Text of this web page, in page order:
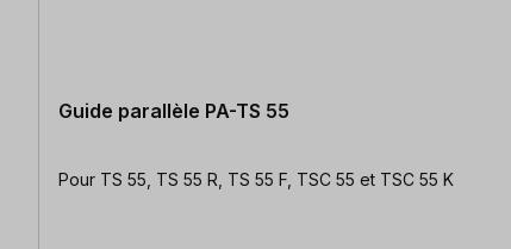
Guide parallèle PA-TS 55
Pour TS 55, TS 55 R, TS 55 F, TSC 55 et TSC 55 K